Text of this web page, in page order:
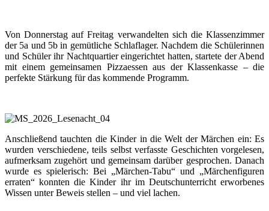
Von Donnerstag auf Freitag verwandelten sich die Klassenzimmer
der 5a und 5b in gemütliche Schlaflager. Nachdem die Schülerinnen
und Schüler ihr Nachtquartier eingerichtet hatten, startete der Abend
mit einem gemeinsamen Pizzaessen aus der Klassenkasse – die
perfekte Stärkung für das kommende Programm.
Anschließend tauchten die Kinder in die Welt der Märchen ein: Es
wurden verschiedene, teils selbst verfasste Geschichten vorgelesen,
aufmerksam zugehört und gemeinsam darüber gesprochen. Danach
wurde es spielerisch: Bei „Märchen-Tabu“ und „Märchenfiguren
erraten“ konnten die Kinder ihr im Deutschunterricht erworbenes
Wissen unter Beweis stellen – und viel lachen.